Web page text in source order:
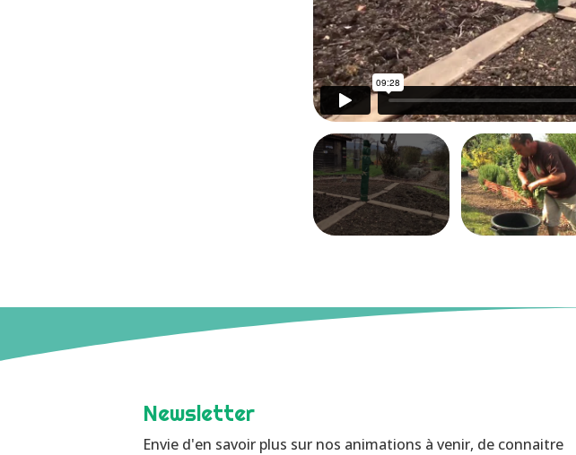
Newsletter
Envie d'en savoir plus sur nos animations à venir, de connaitre